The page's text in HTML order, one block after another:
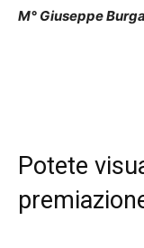
M° Giuseppe
Potete